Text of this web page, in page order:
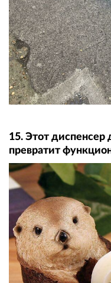
15. Этот диспенсер
превратит